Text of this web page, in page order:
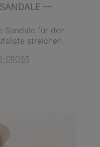
—
Sandale für den
streichen.
CROSS